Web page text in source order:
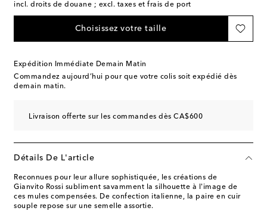
incl. droits de douane ; excl. taxes et frais de port
Choisissez votre taille
Expédition Immédiate Demain Matin
Commandez aujourd’hui pour que votre colis soit expédié dès
demain matin.
Livraison offerte sur les commandes dès CA$600
Détails De L'article
Reconnues pour leur allure sophistiquée, les créations de
Gianvito Rossi subliment savamment la silhouette à l'image de
ces mules compensées. De confection italienne, la paire en cuir
souple repose sur une semelle assortie.